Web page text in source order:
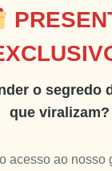
o segredo
que viralizam?
acesso ao nosso